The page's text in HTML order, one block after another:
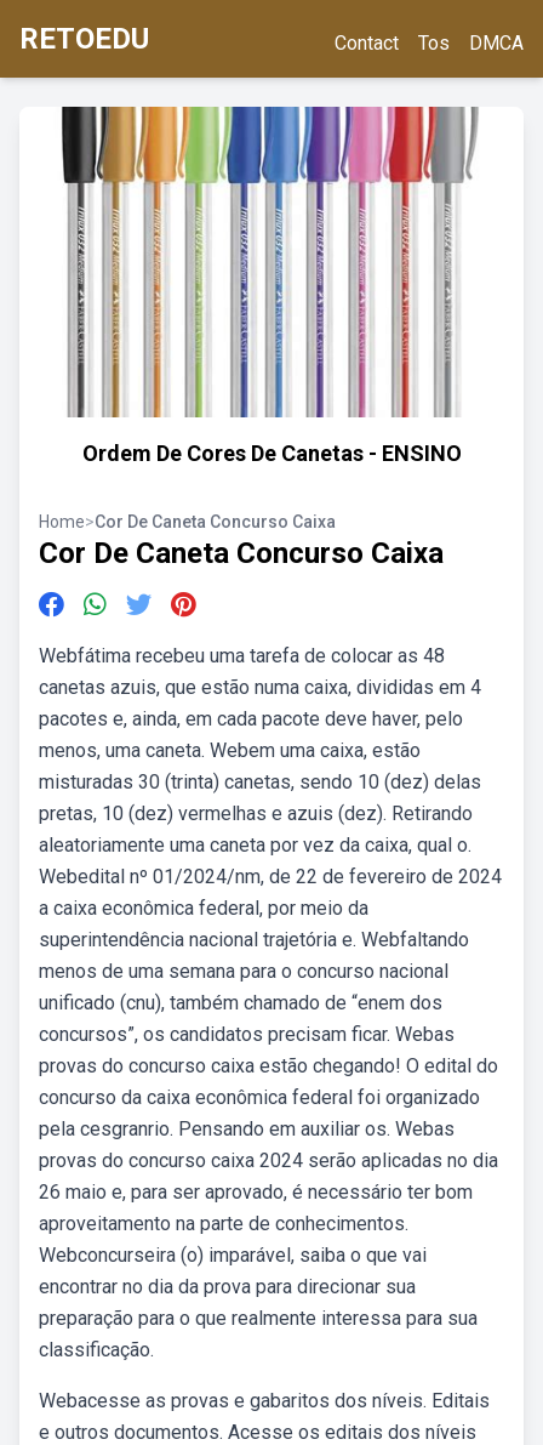
RETOEDU Contact Tos DMCA
Ordem De Cores De Canetas - ENSINO
Home>Cor De Caneta Concurso Caixa
Cor De Caneta Concurso Caixa
Webfátima recebeu uma tarefa de colocar as 48
canetas azuis, que estão numa caixa, divididas em 4
pacotes e, ainda, em cada pacote deve haver, pelo
menos, uma caneta. Webem uma caixa, estão
misturadas 30 (trinta) canetas, sendo 10 (dez) delas
pretas, 10 (dez) vermelhas e azuis (dez). Retirando
aleatoriamente uma caneta por vez da caixa, qual o.
Webedital nº 01/2024/nm, de 22 de fevereiro de 2024
a caixa econômica federal, por meio da
superintendência nacional trajetória e. Webfaltando
menos de uma semana para o concurso nacional
unificado (cnu), também chamado de “enem dos
concursos”, os candidatos precisam ficar. Webas
provas do concurso caixa estão chegando! O edital do
concurso da caixa econômica federal foi organizado
pela cesgranrio. Pensando em auxiliar os. Webas
provas do concurso caixa 2024 serão aplicadas no dia
26 maio e, para ser aprovado, é necessário ter bom
aproveitamento na parte de conhecimentos.
Webconcurseira (o) imparável, saiba o que vai
encontrar no dia da prova para direcionar sua
preparação para o que realmente interessa para sua
classificação.
Webacesse as provas e gabaritos dos níveis. Editais
e outros documentos. Acesse os editais dos níveis